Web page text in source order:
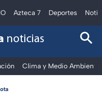
Azteca 7 Deportes
noticias
Clima y Medio Ambiente